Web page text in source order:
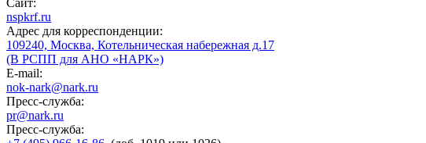
Сайт:
nspkrf.ru
Адрес для корреспонденции:
109240, Москва, Котельническая набережная д.17
(В РСПП для АНО «НАРК»)
E-mail:
nok-nark@nark.ru
Пресс-служба:
pr@nark.ru
Пресс-служба: